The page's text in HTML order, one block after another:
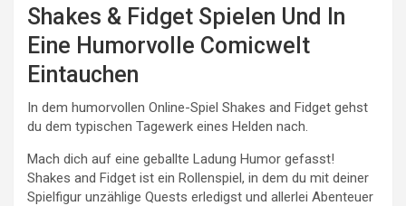
Shakes & Fidget Spielen Und In
Eine Humorvolle Comicwelt
Eintauchen
In dem humorvollen Online-Spiel Shakes and Fidget gehst
du dem typischen Tagewerk eines Helden nach.
Mach dich auf eine geballte Ladung Humor gefasst!
Shakes and Fidget ist ein Rollenspiel, in dem du mit deiner
Spielfigur unzählige Quests erledigst und allerlei Abenteuer